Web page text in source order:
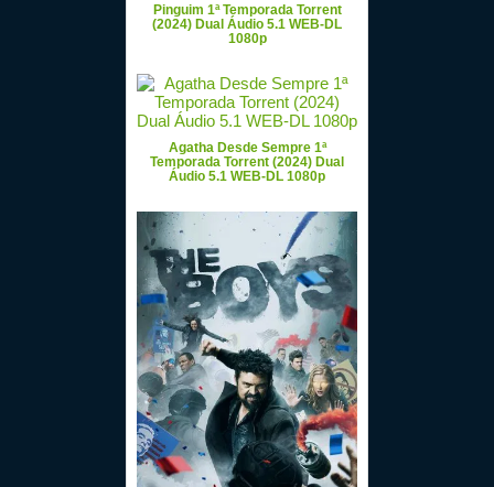
Pinguim 1ª Temporada Torrent
(2024) Dual Áudio 5.1 WEB-DL
1080p
Agatha Desde Sempre 1ª
Temporada Torrent (2024) Dual
Áudio 5.1 WEB-DL 1080p